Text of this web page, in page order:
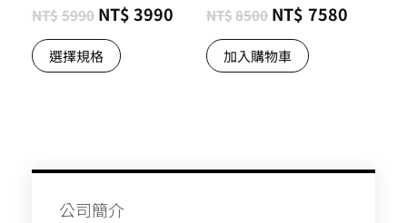
NT$5990 NT$ 3990
選擇規格
NT$8500 NT$ 7580
加入購物車
公司簡介​